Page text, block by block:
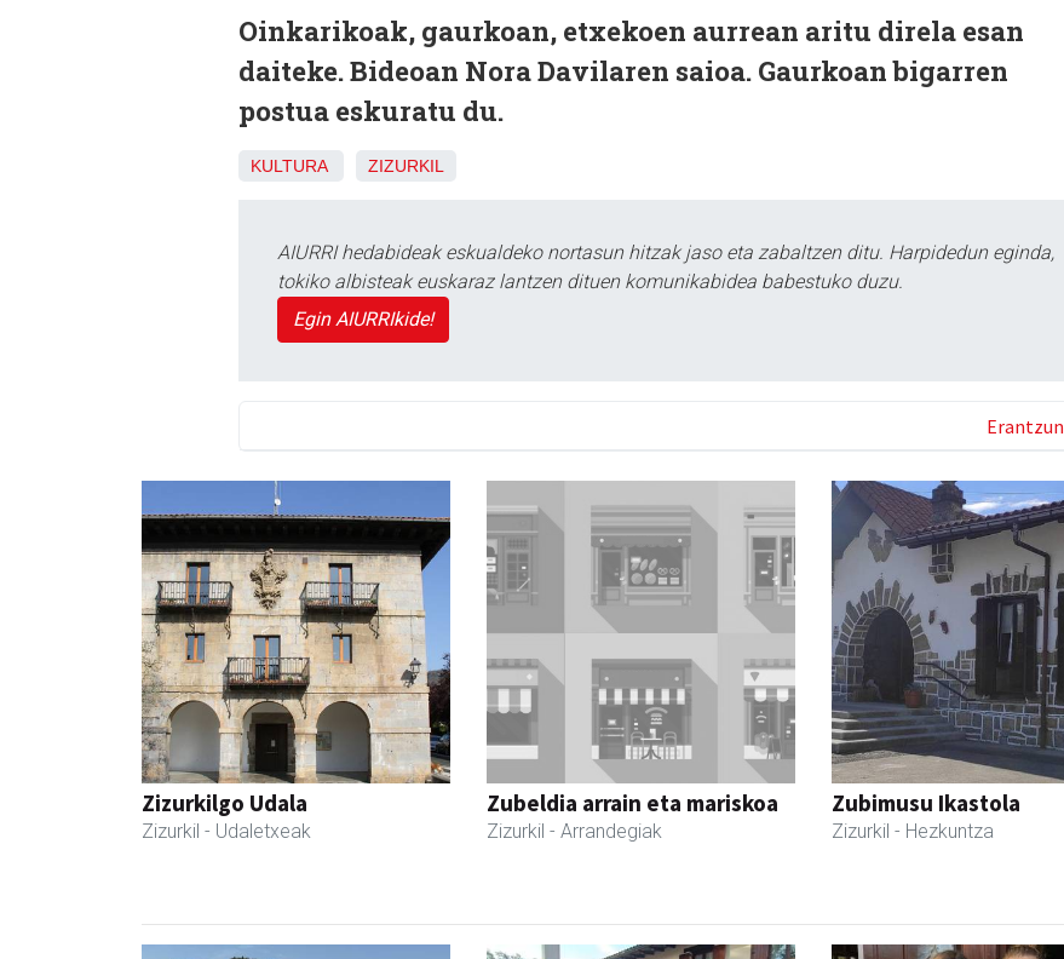
Oinkarikoak, gaurkoan, etxekoen aurrean aritu direla esan
daiteke. Bideoan Nora Davilaren saioa. Gaurkoan bigarren
postua eskuratu du.
KULTURA ZIZURKIL
AIURRI hedabideak eskualdeko nortasun hitzak jaso eta zabaltzen ditu. Harpidedun eginda,
tokiko albisteak euskaraz lantzen dituen komunikabidea babestuko duzu.
Egin AIURRIkide!
Erantzun
Zizurkilgo Udala
Zizurkil - Udaletxeak
Zubeldia arrain eta mariskoa
Zizurkil - Arrandegiak
Zubimusu Ikastola
Zizurkil - Hezkuntza